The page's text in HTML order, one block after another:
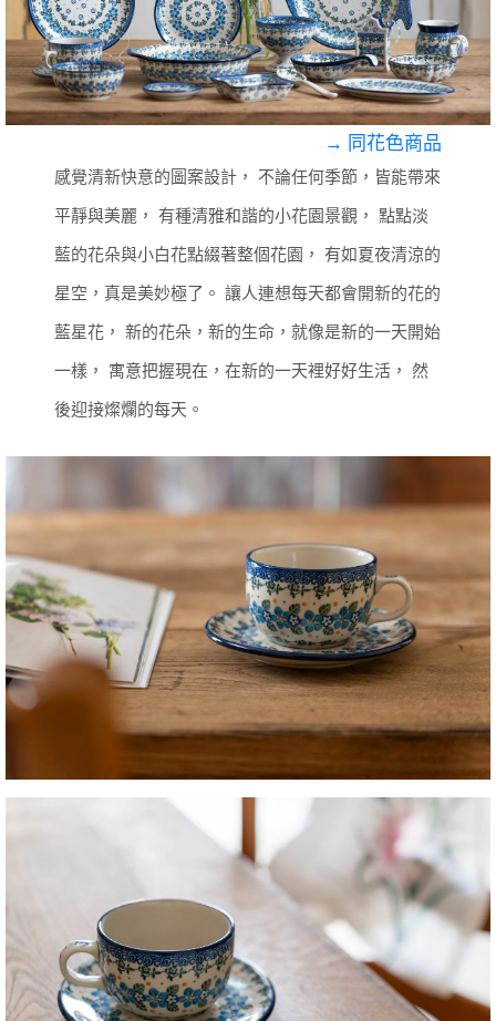
→ 同花色商品
感覺清新快意的圖案設計， 不論任何季節，皆能帶來
平靜與美麗， 有種清雅和諧的小花園景觀， 點點淡
藍的花朵與小白花點綴著整個花園， 有如夏夜清涼的
星空，真是美妙極了。 讓人連想每天都會開新的花的
藍星花， 新的花朵，新的生命，就像是新的一天開始
一樣， 寓意把握現在，在新的一天裡好好生活， 然
後迎接燦爛的每天。